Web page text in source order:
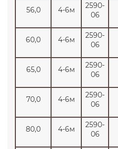
56,0 4-6м
2590-
06
60,0 4-6м
2590-
06
65,0 4-6м
2590-
06
70,0 4-6м
2590-
06
80,0 4-6м
2590-
06